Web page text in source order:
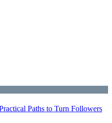
Paths to Turn Followers